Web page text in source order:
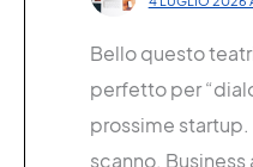
Bello questo
perfetto per
prossime
scanno. Business